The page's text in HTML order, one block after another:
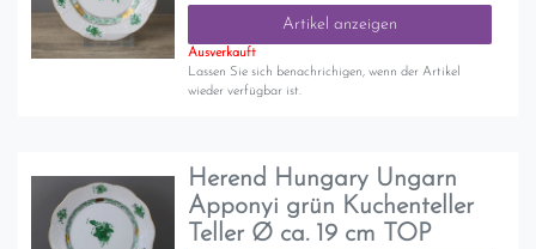
Artikel anzeigen
Ausverkauft
Lassen Sie sich benachrichigen, wenn der Artikel
wieder verfügbar ist.
Herend Hungary Ungarn
Apponyi grün Kuchenteller
Teller Ø ca. 19 cm TOP